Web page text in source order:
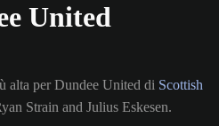
United
alta per Dundee United di Scottish
Strain and Julius Eskesen.